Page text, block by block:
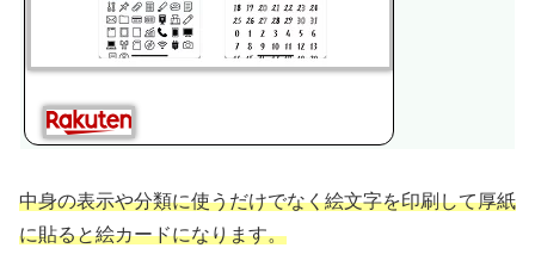
中身の表示や分類に使うだけでなく絵文字を印刷して厚紙
に貼ると絵カードになります。